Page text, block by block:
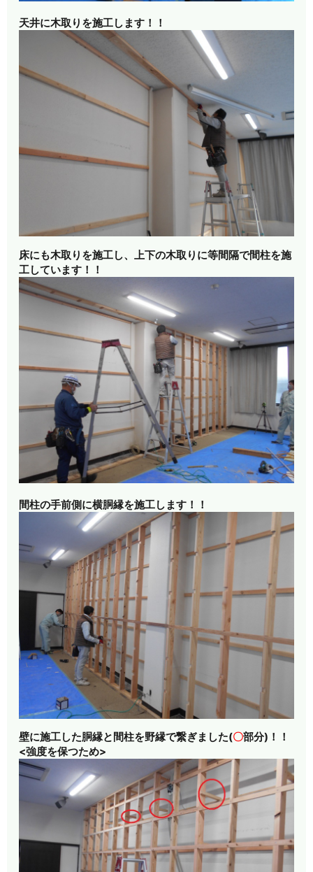
天井に木取りを施工します！！
床にも木取りを施工し、上下の木取りに等間隔で間柱を施
工しています！！
間柱の手前側に横胴縁を施工します！！
壁に施工した胴縁と間柱を野縁で繋ぎました(〇部分)！！
<強度を保つため>